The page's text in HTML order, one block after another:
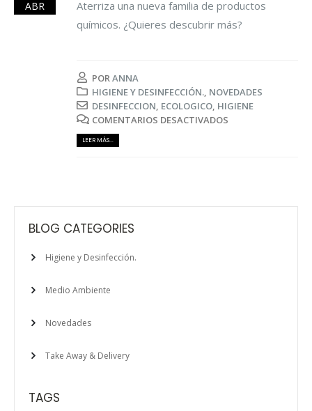
ABR
Aterriza una nueva familia de productos
químicos. ¿Quieres descubrir más?
PORANNA
HIGIENE Y DESINFECCIÓN., NOVEDADES
DESINFECCION, ECOLOGICO, HIGIENE
COMENTARIOS DESACTIVADOS
LEER MÁS...
BLOG CATEGORIES
Higiene y Desinfección.
Medio Ambiente
Novedades
Take Away & Delivery
TAGS